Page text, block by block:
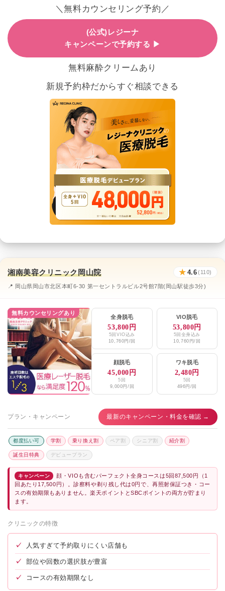
＼無料カウンセリング予約／
(公式)レジーナ
キャンペーンで予約する ▶
無料麻酔クリームあり
新規予約枠だからすぐ相談できる
湘南美容クリニック岡山院 ★ 4.6(110)
📍 岡山県岡山市北区本町6-30 第一セントラルビル2号館7階(岡山駅徒歩3分)
無料カウンセリングあり
全身脱毛
53,800円
5回VIO込み
10,760円/回
VIO脱毛
53,800円
5回全身込み
10,760円/回
顔脱毛
45,000円
5回
9,000円/回
ワキ脱毛
2,480円
5回
496円/回
プラン・キャンペーン 最新のキャンペーン・料金を確認 →
都度払い可 学割 乗り換え割 ペア割 シニア割 紹介割
誕生日特典 デビュープラン
キャンペーン
顔・VIOも含むパーフェクト全身コースは5回87,500円（1
回あたり17,500円）。診察料や剃り残し代は0円で、再照射保証つき・コー
スの有効期限もありません。楽天ポイントとSBCポイントの両方が貯まり
ます。
クリニックの特徴
✓ 人気すぎて予約取りにくい店舗も
✓ 部位や回数の選択肢が豊富
✓ コースの有効期限なし